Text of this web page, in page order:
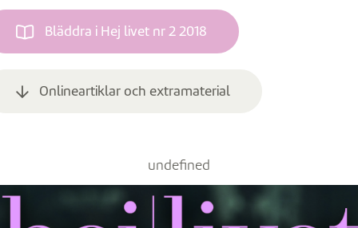
Bläddra i Hej livet nr 2 2018
Onlineartiklar och extramaterial
undefined